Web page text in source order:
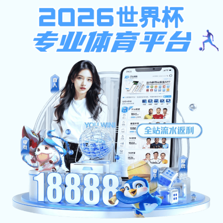
安博体育-安博（中国）
首页 关于我们
当前位置: 首页>>研修日程
研修日程 研修日程
思政课教师